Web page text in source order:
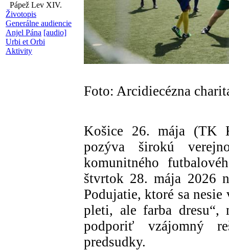
Pápež Lev XIV.
Životopis
Generálne audiencie
Anjel Pána [audio]
Urbi et Orbi
Aktivity
Foto: Arcidiecézna
Košice 26. mája (TK
pozýva širokú
komunitného
štvrtok 28. mája 2026
Podujatie, ktoré sa
pleti, ale farba dresu“,
podporiť vzájomný
predsudky.